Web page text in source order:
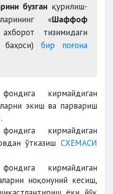
маҳсулотлар
Давлат экология
тартибда амалга
бузган қурилиш-
«Шаффоф
тизимидаги
бир поғона
кирмайдиган
экиш ва парвариш
.
кирмайдиган
ўтказиш СХЕМАСИ
кирмайдиган
ноқонуний кесиш,